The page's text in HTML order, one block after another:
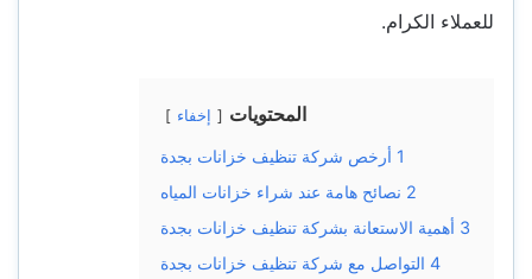
للعملاء الكرام.
المحتويات إخفاء
1 أرخص شركة تنظيف خزانات بجدة
2 نصائح هامة عند شراء خزانات المياه
3 أهمية الاستعانة بشركة تنظيف خزانات بجدة
4 التواصل مع شركة تنظيف خزانات بجدة